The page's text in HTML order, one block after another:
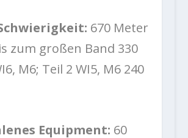
670 Meter
zum großen Band 330
M6; Teil 2 WI5, M6 240
Equipment: 60